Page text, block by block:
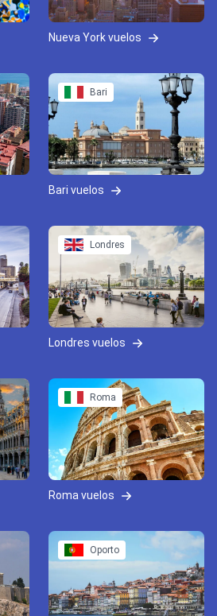
Nueva York vuelos
Bari
Bari vuelos
Londres
Londres vuelos
Roma
Roma vuelos
Oporto